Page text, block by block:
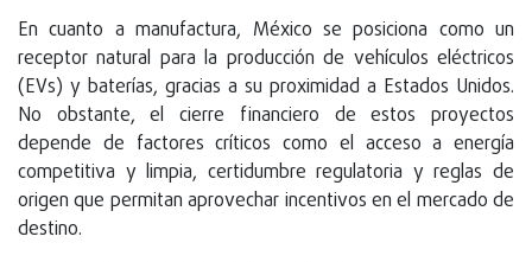
En cuanto a manufactura, México se posiciona como un
receptor natural para la producción de vehículos eléctricos
(EVs) y baterías, gracias a su proximidad a Estados Unidos.
No obstante, el cierre financiero de estos proyectos
depende de factores críticos como el acceso a energía
competitiva y limpia, certidumbre regulatoria y reglas de
origen que permitan aprovechar incentivos en el mercado de
destino.